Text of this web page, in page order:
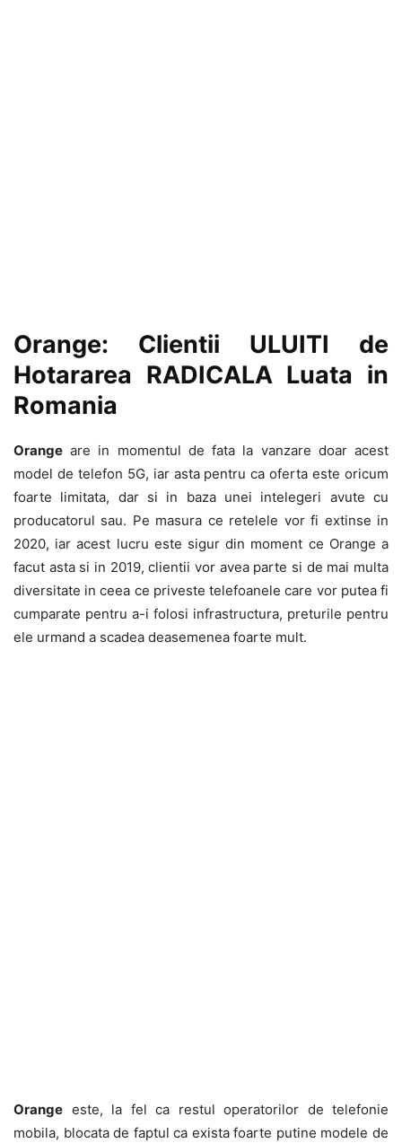
Orange: Clientii ULUITI de
Hotararea RADICALA Luata in
Romania
Orange are in momentul de fata la vanzare doar acest
model de telefon 5G, iar asta pentru ca oferta este oricum
foarte limitata, dar si in baza unei intelegeri avute cu
producatorul sau. Pe masura ce retelele vor fi extinse in
2020, iar acest lucru este sigur din moment ce Orange a
facut asta si in 2019, clientii vor avea parte si de mai multa
diversitate in ceea ce priveste telefoanele care vor putea fi
cumparate pentru a-i folosi infrastructura, preturile pentru
ele urmand a scadea deasemenea foarte mult.
Orange este, la fel ca restul operatorilor de telefonie
mobila, blocata de faptul ca exista foarte putine modele de